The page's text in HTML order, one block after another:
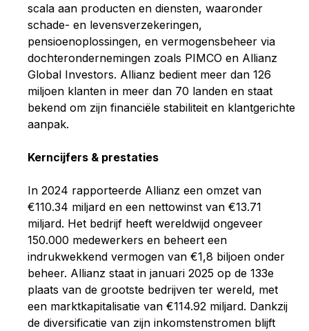
scala aan producten en diensten, waaronder
schade- en levensverzekeringen,
pensioenoplossingen, en vermogensbeheer via
dochterondernemingen zoals PIMCO en Allianz
Global Investors. Allianz bedient meer dan 126
miljoen klanten in meer dan 70 landen en staat
bekend om zijn financiële stabiliteit en klantgerichte
aanpak.
Kerncijfers & prestaties
In 2024 rapporteerde Allianz een omzet van
€110.34 miljard en een nettowinst van €13.71
miljard. Het bedrijf heeft wereldwijd ongeveer
150.000 medewerkers en beheert een
indrukwekkend vermogen van €1,8 biljoen onder
beheer. Allianz staat in januari 2025 op de 133e
plaats van de grootste bedrijven ter wereld, met
een marktkapitalisatie van €114.92 miljard. Dankzij
de diversificatie van zijn inkomstenstromen blijft